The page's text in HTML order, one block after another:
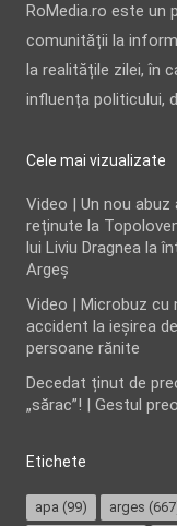
RoMedia.ro este un
comunității la
la realitățile zilei, în
influența politicului,
Cele mai vizualizate
Video | Un nou
reținute la
lui Liviu Dragnea la
Argeș
Video | Microbuz cu
accident la ieşirea
persoane rănite
Decedat ținut de
„sărac”! | Gestul
Etichete
apa (99) arges